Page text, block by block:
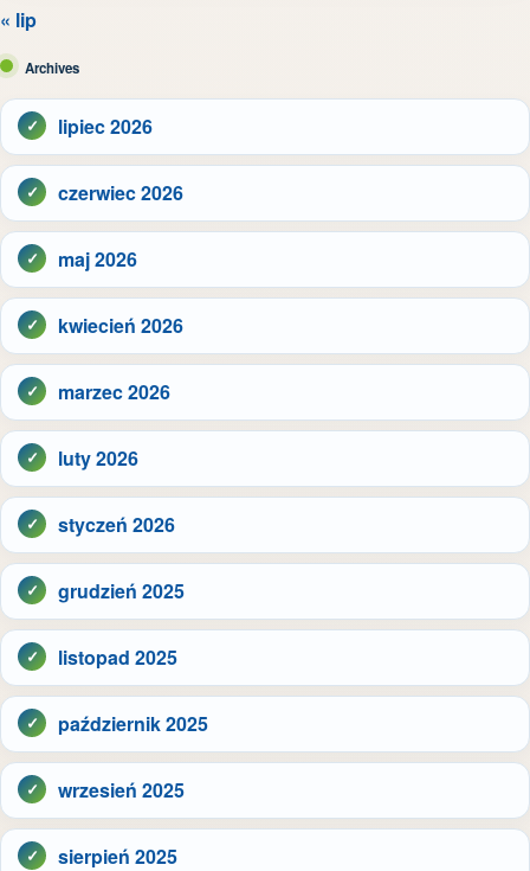
« lip
Archives
lipiec 2026
czerwiec 2026
maj 2026
kwiecień 2026
marzec 2026
luty 2026
styczeń 2026
grudzień 2025
listopad 2025
październik 2025
wrzesień 2025
sierpień 2025